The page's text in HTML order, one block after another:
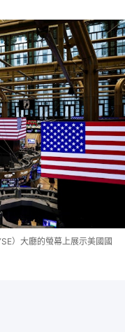
）大廳的螢幕上展示美國國